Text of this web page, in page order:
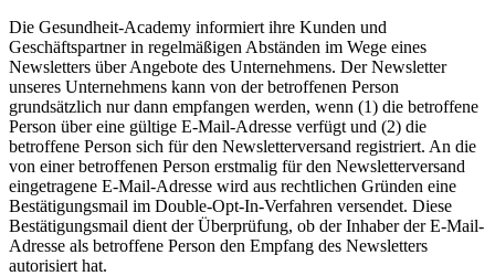
Die Gesundheit-Academy informiert ihre Kunden und
Geschäftspartner in regelmäßigen Abständen im Wege eines
Newsletters über Angebote des Unternehmens. Der Newsletter
unseres Unternehmens kann von der betroffenen Person
grundsätzlich nur dann empfangen werden, wenn (1) die betroffene
Person über eine gültige E-Mail-Adresse verfügt und (2) die
betroffene Person sich für den Newsletterversand registriert. An die
von einer betroffenen Person erstmalig für den Newsletterversand
eingetragene E-Mail-Adresse wird aus rechtlichen Gründen eine
Bestätigungsmail im Double-Opt-In-Verfahren versendet. Diese
Bestätigungsmail dient der Überprüfung, ob der Inhaber der E-Mail-
Adresse als betroffene Person den Empfang des Newsletters
autorisiert hat.